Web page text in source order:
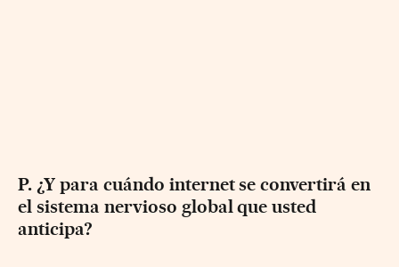
P. ¿Y para cuándo internet se convertirá en
el sistema nervioso global que usted
anticipa?